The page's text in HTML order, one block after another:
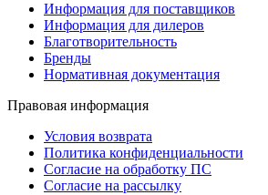
Информация для поставщиков
Информация для дилеров
Благотворительность
Бренды
Нормативная документация
Правовая информация
Условия возврата
Политика конфиденциальности
Согласие на обработку ПС
Согласие на рассылку